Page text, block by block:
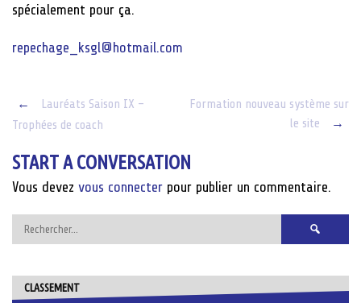
spécialement pour ça.
repechage_ksgl@hotmail.com
Post
←
Lauréats Saison IX –
Trophées de coach
Formation nouveau système sur
le site
→
START A CONVERSATION
Vous devez vous connecter pour publier un commentaire.
Rechercher :
CLASSEMENT